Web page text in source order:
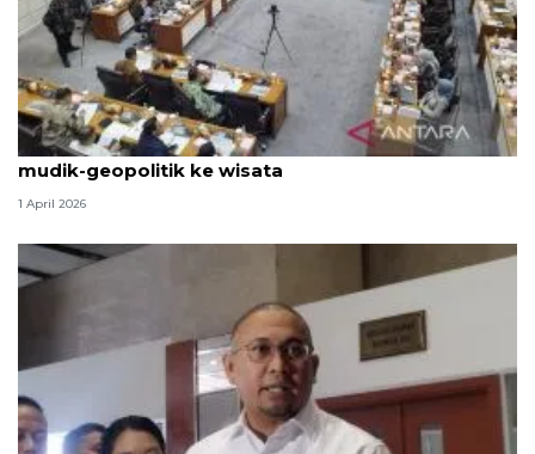
Komisi VII rapat dengan Menpar bahas dampak
mudik-geopolitik ke wisata
1 April 2026